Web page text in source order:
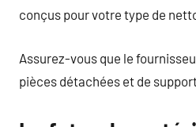
conçus pour votre type de
Assurez-vous que le
pièces détachées et de